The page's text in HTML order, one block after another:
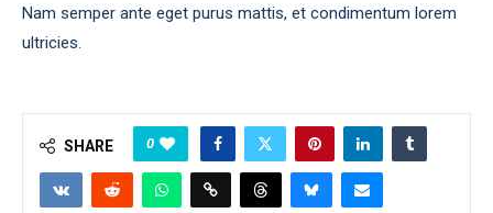
Nam semper ante eget purus mattis, et condimentum lorem
ultricies.
SHARE 0